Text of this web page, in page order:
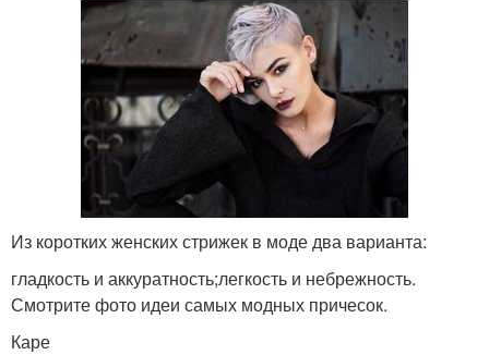
Из коротких женских стрижек в моде два варианта:
гладкость и аккуратность;легкость и небрежность.
Смотрите фото идеи самых модных причесок.
Каре